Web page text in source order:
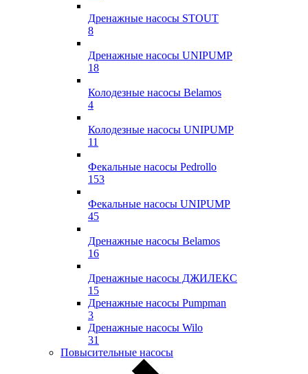
Дренажные насосы STOUT
8
Дренажные насосы UNIPUMP
18
Колодезные насосы Belamos
4
Колодезные насосы UNIPUMP
11
Фекальные насосы Pedrollo
153
Фекальные насосы UNIPUMP
45
Дренажные насосы Belamos
16
Дренажные насосы ДЖИЛЕКС
15
Дренажные насосы Pumpman
3
Дренажные насосы Wilo
31
Повысительные насосы